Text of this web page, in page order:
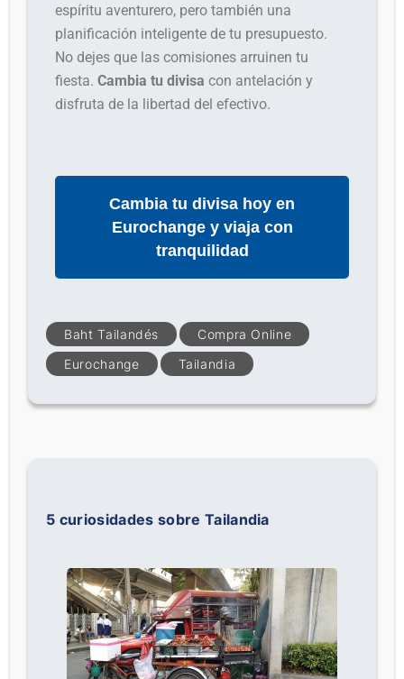
espíritu aventurero, pero también una
planificación inteligente de tu presupuesto.
No dejes que las comisiones arruinen tu
fiesta.Cambia tu divisa con antelación y
disfruta de la libertad del efectivo.
Cambia tu divisa hoy en
Eurochange y viaja con
tranquilidad
Baht Tailandés
Compra Online
Eurochange
Tailandia
5 curiosidades sobre Tailandia